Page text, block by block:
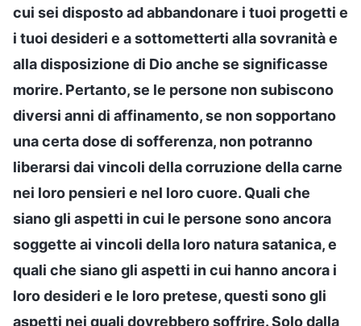
cui sei disposto ad abbandonare i tuoi progetti e
i tuoi desideri e a sottometterti alla sovranità e
alla disposizione di Dio anche se significasse
morire. Pertanto, se le persone non subiscono
diversi anni di affinamento, se non sopportano
una certa dose di sofferenza, non potranno
liberarsi dai vincoli della corruzione della carne
nei loro pensieri e nel loro cuore. Quali che
siano gli aspetti in cui le persone sono ancora
soggette ai vincoli della loro natura satanica, e
quali che siano gli aspetti in cui hanno ancora i
loro desideri e le loro pretese, questi sono gli
aspetti nei quali dovrebbero soffrire. Solo dalla